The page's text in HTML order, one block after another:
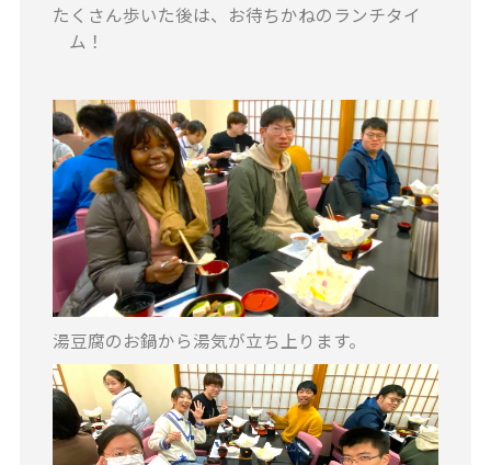
たくさん歩いた後は、お待ちかねのランチタイ
ム！
湯豆腐のお鍋から湯気が立ち上ります。